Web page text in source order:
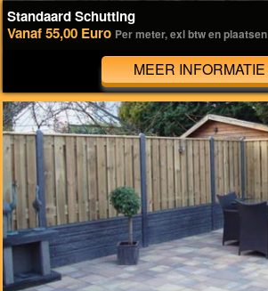
Standaard Schutting
Vanaf 55,00 Euro Per meter, exl btw en plaatsen
MEER INFORMATIE